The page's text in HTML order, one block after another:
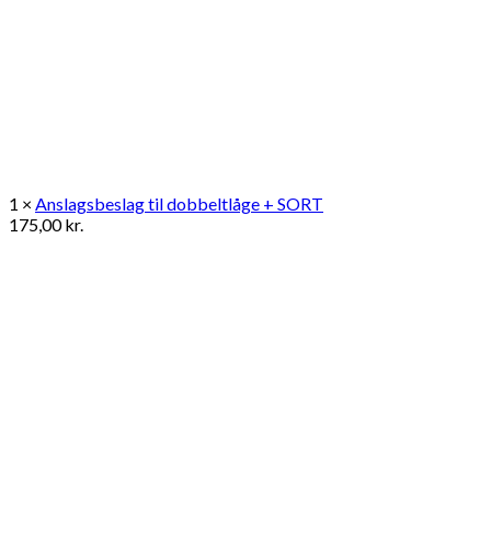
1 × Anslagsbeslag til dobbeltlåge + SORT
175,00kr.